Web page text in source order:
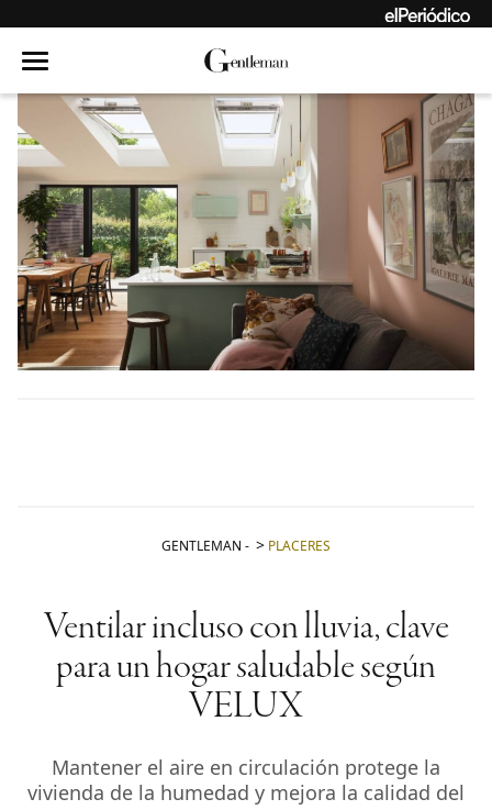
GENTLEMAN - PLACERES
Ventilar incluso con lluvia, clave
para un hogar saludable según
VELUX
Mantener el aire en circulación protege la
vivienda de la humedad y mejora la calidad del